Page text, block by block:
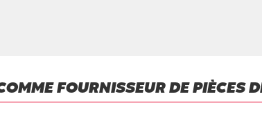
FOURNISSEUR DE PIÈCES